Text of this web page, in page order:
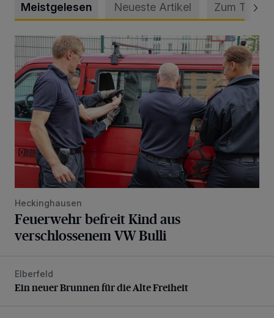
Meistgelesen Neueste Artikel Zum Thema
Feuerwehr befreit Kind aus verschlossenem VW Bulli
Heckinghausen
Feuerwehr befreit Kind aus
verschlossenem VW Bulli
Ein neuer Brunnen für die Alte Freiheit
Elberfeld
Ein neuer Brunnen für die Alte Freiheit